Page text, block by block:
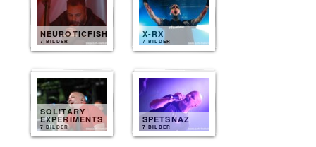
NEUROTICFISH
7 BILDER
X-RX
7 BILDER
SOLITARY
EXPERIMENTS
7 BILDER
SPETSNAZ
7 BILDER